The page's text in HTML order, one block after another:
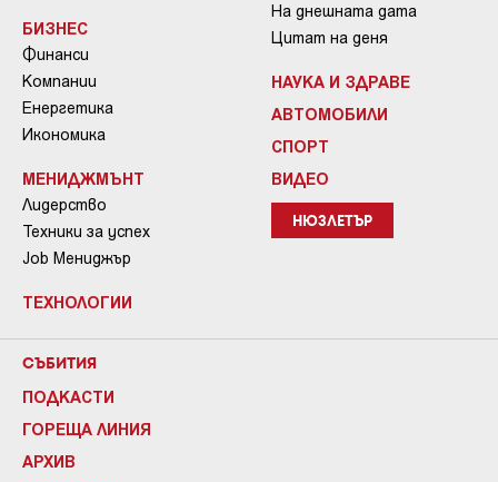
БИЗНЕС
Финанси
Компании
Енергетика
Икономика
МЕНИДЖМЪНТ
Лидерство
Техники за успех
Job Мениджър
ТЕХНОЛОГИИ
На днешната дата
Цитат на деня
НАУКА И ЗДРАВЕ
АВТОМОБИЛИ
СПОРТ
ВИДЕО
НЮЗЛЕТЪР
СЪБИТИЯ
ПОДКАСТИ
ГОРЕЩА ЛИНИЯ
АРХИВ